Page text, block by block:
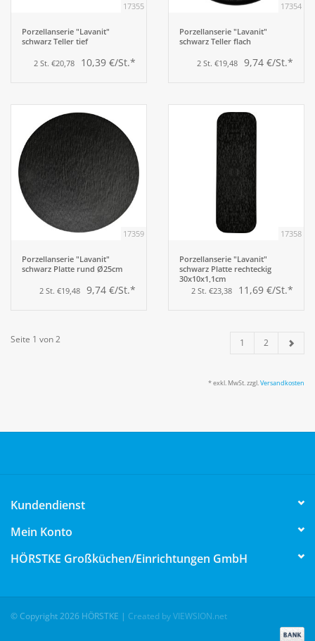
17355
Porzellanserie "Lavanit"
schwarz Teller tief
2 St. €20,78 10,39 €/St.*
17354
Porzellanserie "Lavanit"
schwarz Teller flach
2 St. €19,48 9,74 €/St.*
17359
Porzellanserie "Lavanit"
schwarz Platte rund Ø25cm
2 St. €19,48 9,74 €/St.*
17358
Porzellanserie "Lavanit"
schwarz Platte rechteckig
30x10x1,1cm
2 St. €23,38
11,69 €/St.*
Seite 1 von 2 1 2
* exkl. MwSt. zzgl.Versandkosten
Kundendienst
Mein Konto
HÖRSTKE Großküchen/Einrichtungen GmbH
© Copyright 2026 HÖRSTKE | Created by VIEWSION.net